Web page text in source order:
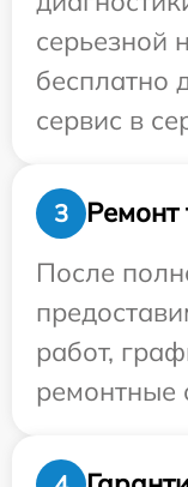
серьезной
бесплатно
сервис в
3
Ремонт
После
работ,
ремонтные